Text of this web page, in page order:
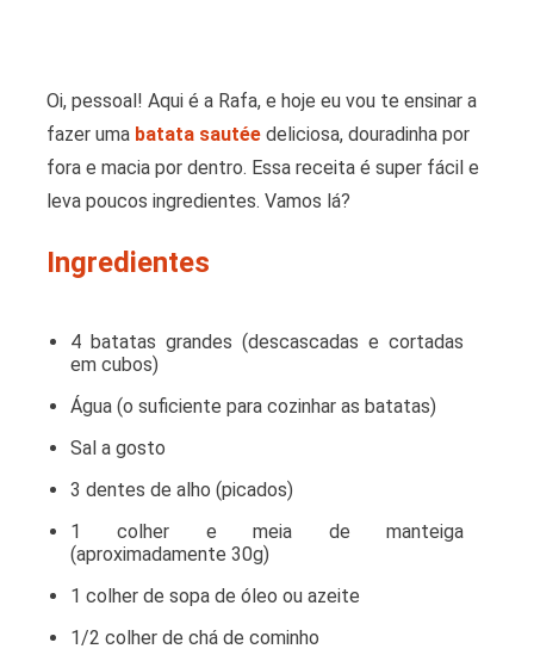
Oi, pessoal! Aqui é a Rafa, e hoje eu vou te ensinar a
fazer uma batata sautée deliciosa, douradinha por
fora e macia por dentro. Essa receita é super fácil e
leva poucos ingredientes. Vamos lá?
Ingredientes
4 batatas grandes (descascadas e cortadas
em cubos)
Água (o suficiente para cozinhar as batatas)
Sal a gosto
3 dentes de alho (picados)
1 colher e meia de manteiga
(aproximadamente 30g)
1 colher de sopa de óleo ou azeite
1/2 colher de chá de cominho